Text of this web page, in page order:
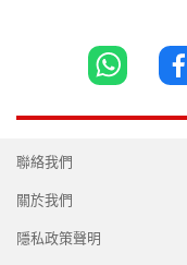
聯絡我們
關於我們
隱私政策聲明